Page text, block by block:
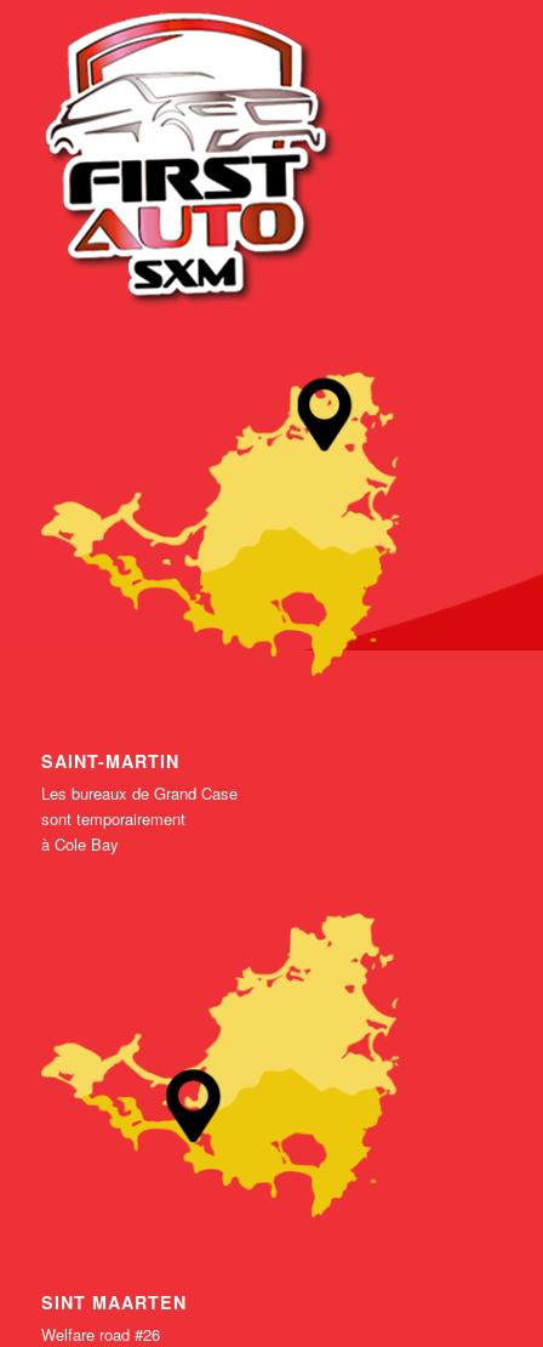
SAINT-MARTIN
Les bureaux de Grand Case
sont temporairement
à Cole Bay
SINT MAARTEN
Welfare road #26